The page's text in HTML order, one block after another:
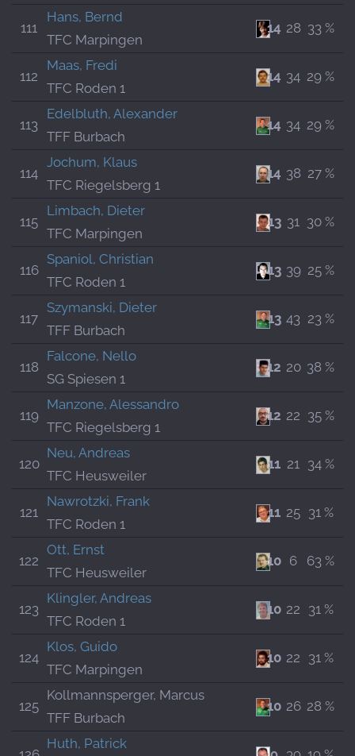
111
Hans, Bernd
TFC Marpingen
14 28 33 %
112
Maas, Fredi
TFC Roden 1
14 34 29 %
113
Edelbluth, Alexander
TFF Burbach
14 34 29 %
114
Jochum, Klaus
TFC Riegelsberg 1
14 38 27 %
115
Limbach, Dieter
TFC Marpingen
13 31 30 %
116
Spaniol, Christian
TFC Roden 1
13 39 25 %
117
Szymanski, Dieter
TFF Burbach
13 43 23 %
118
Falcone, Nello
SG Spiesen 1
12 20 38 %
119
Manzone, Alessandro
TFC Riegelsberg 1
12 22 35 %
120
Neu, Andreas
TFC Heusweiler
11 21 34 %
121
Nawrotzki, Frank
TFC Roden 1
11 25 31 %
122
Ott, Ernst
TFC Heusweiler
10 6 63 %
123
Klingler, Andreas
TFC Roden 1
10 22 31 %
124
Klos, Guido
TFC Marpingen
10 22 31 %
125
Kollmannsperger, Marcus
TFF Burbach
10 26 28 %
Huth, Patrick